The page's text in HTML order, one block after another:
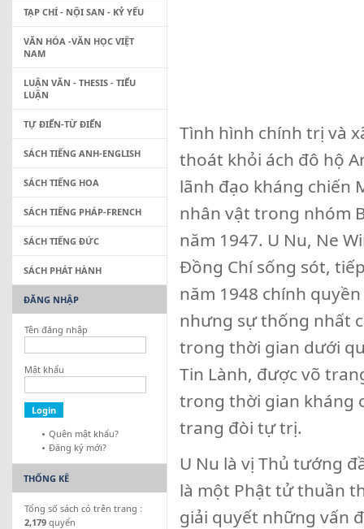
Tình hình chính trị và
thoát khỏi ách đô hộ
lãnh đạo kháng chiến
nhân vật trong nhóm
năm 1947. U Nu, Ne
Đồng Chí sống sót,
năm 1948 chính
nhưng sự thống nhất
trong thời gian dưới
Tin Lành, được võ
trong thời gian kháng
trang đòi tự trị.
U Nu là vị Thủ tướng
là một Phật tử thuần
giải quyết những vấn
TẠP CHÍ - NỘI SAN - KỶ YẾU
VĂN HÓA -VĂN HỌC VIỆT
NAM
LUẬN VĂN - THESIS - TIỂU
LUẬN
TỰ ĐIỂN-TỪ ĐIỂN
SÁCH TIẾNG ANH-ENGLISH
SÁCH TIẾNG HOA
SÁCH TIẾNG PHÁP-FRENCH
SÁCH TIẾNG ĐỨC
SÁCH PHÁT HÀNH
ĐĂNG NHẬP
Tên đăng nhập
Mật khẩu
Quên mật khẩu?
Đăng ký mới?
THỐNG KÊ
Tổng số sách có trên trang :
2,179 quyển